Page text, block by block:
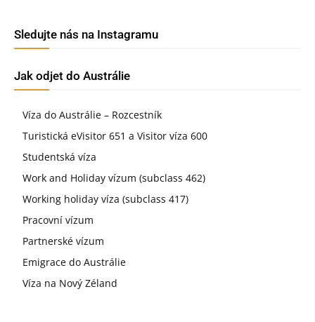
Sledujte nás na Instagramu
Jak odjet do Austrálie
Víza do Austrálie – Rozcestník
Turistická eVisitor 651 a Visitor víza 600
Studentská víza
Work and Holiday vízum (subclass 462)
Working holiday víza (subclass 417)
Pracovní vízum
Partnerské vízum
Emigrace do Austrálie
Víza na Nový Zéland